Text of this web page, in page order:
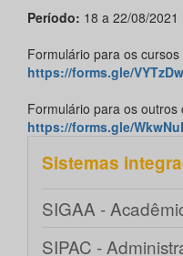
Período: 18 a 22/08/2021
Formulário para os
https://forms.gle/
Formulário para os outros
https://forms.gle/
Sistemas
SIGAA -
SIPAC -